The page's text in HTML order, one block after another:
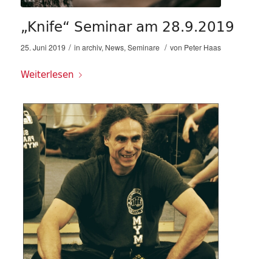
„Knife“ Seminar am 28.9.2019
25. Juni 2019 / in archiv, News, Seminare / von Peter Haas
Weiterlesen